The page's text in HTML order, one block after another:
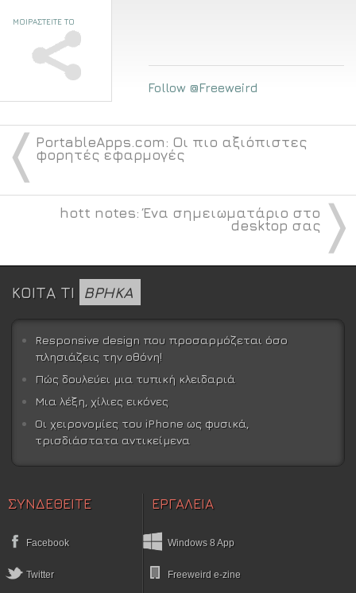
ΜΟΙΡΑΣΤΕΙΤΕ ΤΟ
Follow @Freeweird
〈 PortableApps.com: Οι πιο αξιόπιστες
φορητές εφαρμογές
〉
hott notes: Ένα σημειωματάριο στο
desktop σας
ΚΟΙΤΑ ΤΙ ΒΡΗΚΑ
Responsive design που προσαρμόζεται όσο
πλησιάζεις την οθόνη!
Πώς δουλεύει μια τυπική κλειδαριά
Μια λέξη, χίλιες εικόνες
Οι χειρονομίες του iPhone ως φυσικά,
τρισδιάστατα αντικείμενα
ΣΥΝΔΕΘΕΙΤΕ
Facebook
Twitter
ΕΡΓΑΛΕΙΑ
Windows 8 App
Freeweird e-zine